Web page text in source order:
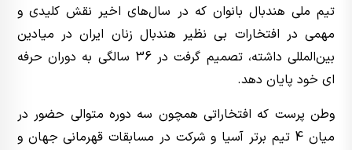
تیم ملی هندبال بانوان که در سال‌های اخیر نقش کلیدی و
مهمی در افتخارات بی نظیر هندبال زنان ایران در میادین
بین‌المللی داشته، تصمیم گرفت در 36 سالگی به دوران حرفه
ای خود پایان دهد.
وطن پرست که افتخاراتی همچون سه دوره متوالی حضور در
میان 4 تیم برتر آسیا و شرکت در مسابقات قهرمانی جهان و